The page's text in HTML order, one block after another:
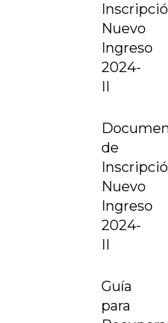
Nuevo
Ingreso
2024-
II
de
Nuevo
Ingreso
2024-
II
Guía
para